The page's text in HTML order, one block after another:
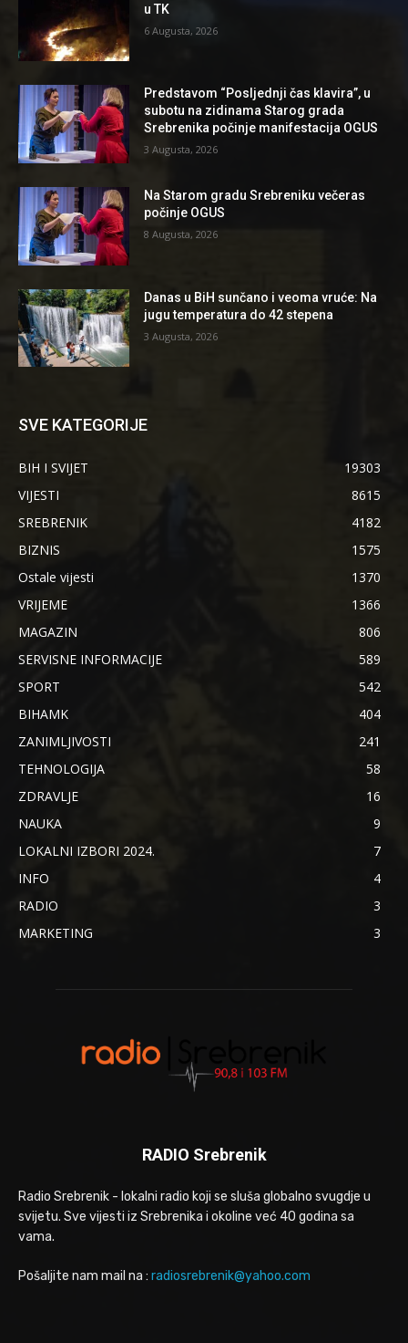
u TK
6 Augusta, 2026
Predstavom “Posljednji čas klavira”, u
subotu na zidinama Starog grada
Srebrenika počinje manifestacija OGUS
3 Augusta, 2026
Na Starom gradu Srebreniku večeras
počinje OGUS
8 Augusta, 2026
Danas u BiH sunčano i veoma vruće: Na
jugu temperatura do 42 stepena
3 Augusta, 2026
SVE KATEGORIJE
BIH I SVIJET
19303
VIJESTI
8615
SREBRENIK
4182
BIZNIS
1575
Ostale vijesti
1370
VRIJEME
1366
MAGAZIN
806
SERVISNE INFORMACIJE
589
SPORT
542
BIHAMK
404
ZANIMLJIVOSTI
241
TEHNOLOGIJA
58
ZDRAVLJE
16
NAUKA
9
LOKALNI IZBORI 2024.
7
INFO
4
RADIO
3
MARKETING
3
RADIO Srebrenik
Radio Srebrenik - lokalni radio koji se sluša globalno svugdje u
svijetu. Sve vijesti iz Srebrenika i okoline već 40 godina sa
vama.
Pošaljite nam mail na : radiosrebrenik@yahoo.com